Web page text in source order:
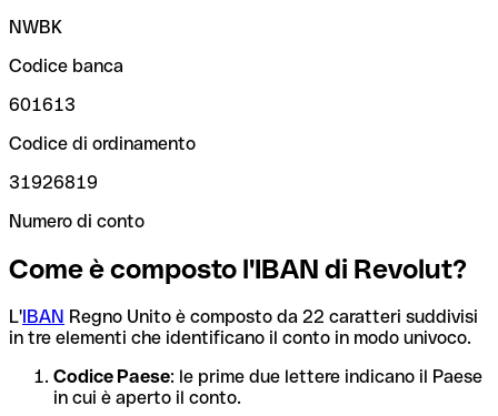
NWBK
Codice banca
601613
Codice di ordinamento
31926819
Numero di conto
Come è composto l'IBAN di Revolut?
L'IBAN Regno Unito è composto da 22 caratteri suddivisi
in tre elementi che identificano il conto in modo univoco.
Codice Paese: le prime due lettere indicano il Paese
in cui è aperto il conto.